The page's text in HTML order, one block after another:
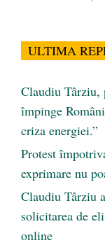
ULTIMA
Claudiu Târziu,
împinge
criza energiei.”
Protest
exprimare nu
Claudiu Târziu
solicitarea de
online